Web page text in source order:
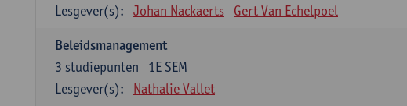
Lesgever(s):
Johan Nackaerts Gert Van Echelpoel
Beleidsmanagement
1E SEM
3 studiepunten
Lesgever(s):
Nathalie Vallet